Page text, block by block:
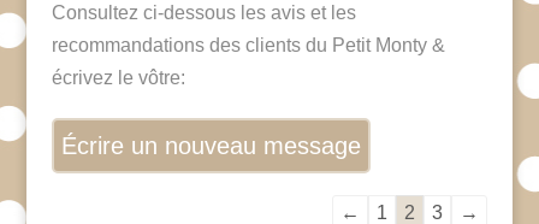
Consultez ci-dessous les avis et les
recommandations des clients du Petit Monty &
écrivez le vôtre:
Navigation
← 1 2 3 →